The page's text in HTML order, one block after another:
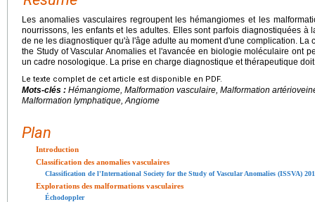
Les anomalies vasculaires regroupent les hémangiomes et les
nourrissons, les enfants et les adultes. Elles sont parfois diagnostiquées à
de ne les diagnostiquer qu'à l'âge adulte au moment d'une complication. La
the Study of Vascular Anomalies et l'avancée en biologie moléculaire ont
un cadre nosologique. La prise en charge diagnostique et thérapeutique
Le texte complet de cet article est disponible en PDF.
Mots-clés : Hémangiome, Malformation vasculaire, Malformation
Malformation lymphatique, Angiome
Plan
Introduction
Classification des anomalies vasculaires
Classification de l'International Society for the Study of Vascular Anomalies (ISSVA)
Explorations des malformations vasculaires
Échodoppler